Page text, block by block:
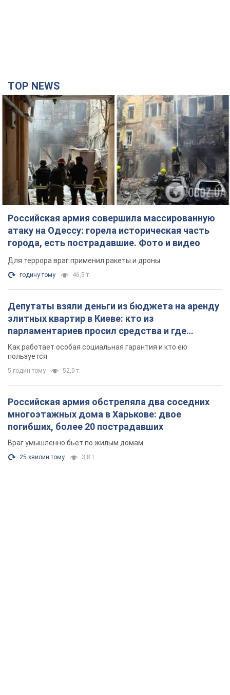
TOP NEWS
Российская армия совершила массированную
атаку на Одессу: горела историческая часть
города, есть пострадавшие. Фото и видео
Для террора враг применил ракеты и дроны
годину тому 46,5 т.
Депутаты взяли деньги из бюджета на аренду
элитных квартир в Киеве: кто из
парламентариев просил средства и где
поселился
Как работает особая социальная гарантия и кто ею
пользуется
5 годин тому 52,0 т.
Российская армия обстреляла два соседних
многоэтажных дома в Харькове: двое
погибших, более 20 пострадавших
Враг умышленно бьет по жилым домам
25 хвилин тому 3,8 т.